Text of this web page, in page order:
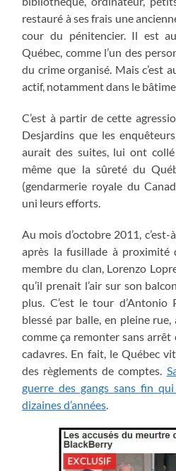
restauré à ses frais une
cour du pénitencier. Il est
Québec, comme l’un des
du crime organisé. Mais c’est
actif, notamment dans le
C’est à partir de cette
Desjardins que les
aurait des suites, lui ont
même que la sûreté du
(gendarmerie royale du
uni leurs efforts.
Au mois d’octobre 2011,
après la fusillade à proximité
membre du clan, Lorenzo
qu’il prenait l’air sur son
plus. C’est le tour d’Antonio
blessé par balle, en pleine
comme ça remonter sans
cadavres. En fait, le Québec
des règlements de comptes.
guerre des gangs sans fin
dizaines d’années.